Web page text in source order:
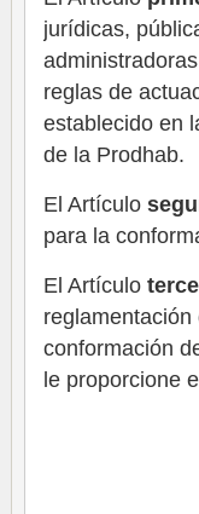
jurídicas,
reglas de
establecido en
de la Prodhab.
El Artículo
para la
El Artículo
conformación
le proporcione